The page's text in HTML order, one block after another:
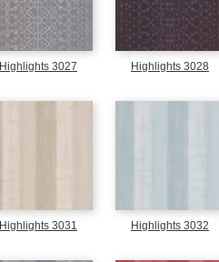
Highlights 3027 Highlights 3028
Highlights 3031 Highlights 3032